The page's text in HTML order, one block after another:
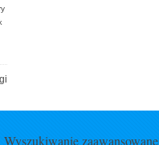
Wyszukiwanie zaawansowane